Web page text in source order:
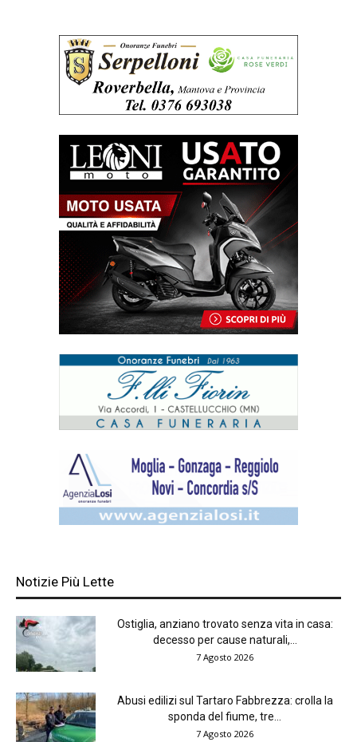
Notizie Più Lette
Ostiglia, anziano trovato senza vita in casa:
decesso per cause naturali,...
7 Agosto 2026
Abusi edilizi sul Tartaro Fabbrezza: crolla la
sponda del fiume, tre...
7 Agosto 2026